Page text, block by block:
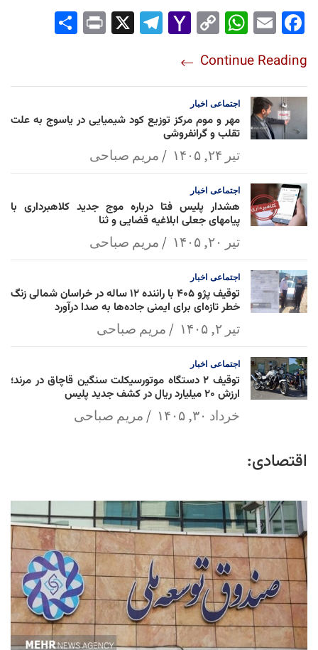
Fac
ok
Em
Wh
Ap
p
Co
Lin
k
Yah
l
Tel
Pri
Continue Reading
اجتماعی اخبار
مهر و موم مرکز توزیع کود شیمیایی در یاسوج به علت
تقلب و گرانفروشی
تیر ۲۴, ۱۴۰۵ مریم صباحی
اجتماعی اخبار
هشدار پلیس فتا درباره موج جدید کلاهبرداری با
پیامهای جعلی ابلاغیه قضایی و ثنا
تیر ۲۰, ۱۴۰۵ مریم صباحی
اجتماعی اخبار
توقیف پژو ۴۰۵ با راننده ۱۲ ساله در خراسان شمالی زنگ
خطر تازه‌ای برای ایمنی جاده‌ها به صدا درآورد
تیر ۲, ۱۴۰۵ مریم صباحی
اجتماعی اخبار
توقیف ۲ دستگاه موتورسیکلت سنگین قاچاق در مرند؛
ارزش ۲۰ میلیارد ریال در کشف جدید پلیس
خرداد ۳۰, ۱۴۰۵ مریم صباحی
اقتصادی: